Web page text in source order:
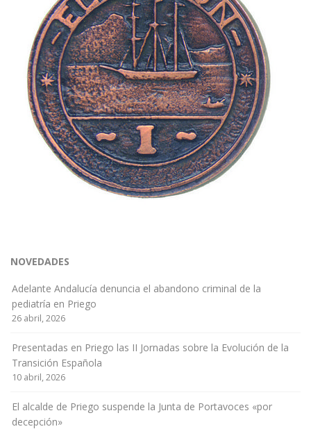
NOVEDADES
Adelante Andalucía denuncia el abandono criminal de la
pediatría en Priego
26 abril, 2026
Presentadas en Priego las II Jornadas sobre la Evolución de la
Transición Española
10 abril, 2026
El alcalde de Priego suspende la Junta de Portavoces «por
decepción»